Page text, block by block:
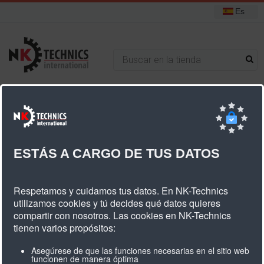
Es
+31 (0) 314 393751
Introduktion
Den EU generel forordning om databeskyttelse ( ”GDPR”) træder i
kraft i hele EU den 25. th maj 2018 og bringer med sig de
væsentligste ændringer i databeskyttelseslovgivningen i to
Baseret på privatlivets fred ved design og en risikobaseret
ESTÁS A CARGO DE TUS DATOS
Respetamos y cuidamos tus datos. En NK-Technics
utilizamos cookies y tú decides qué datos quieres
compartir con nosotros. Las cookies en NK-Technics
tienen varios propósitos:
Asegúrese de que las funciones necesarias en el sitio web
funcionen de manera óptima